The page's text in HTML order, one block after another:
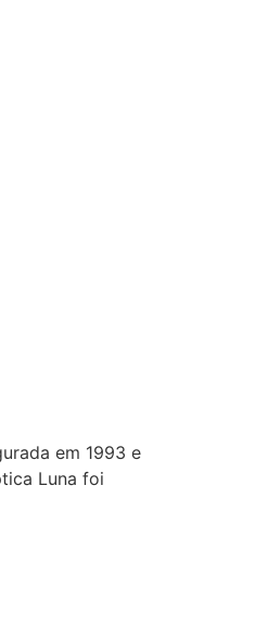
em 1993 e
Luna foi